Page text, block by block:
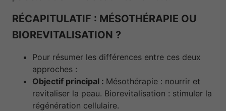
RÉCAPITULATIF : MÉSOTHÉRAPIE OU
BIOREVITALISATION ?
Pour résumer les différences entre ces deux
approches :
Objectif principal : Mésothérapie : nourrir et
revitaliser la peau. Biorevitalisation : stimuler la
régénération cellulaire.